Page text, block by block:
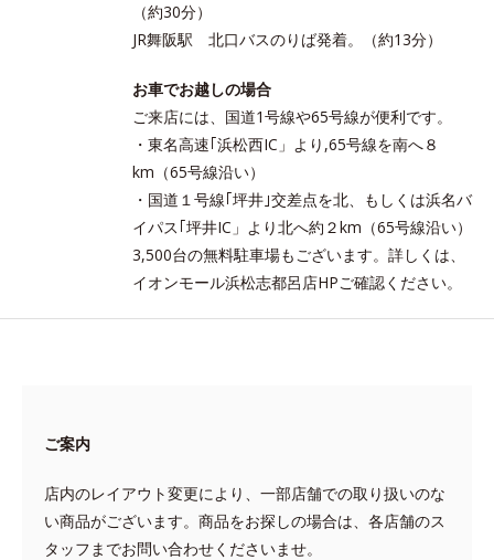
（約30分）
JR舞阪駅 北口バスのりば発着。（約13分）
お車でお越しの場合
ご来店には、国道1号線や65号線が便利です。
・東名高速｢浜松西IC」より,65号線を南へ８
km（65号線沿い）
・国道１号線｢坪井｣交差点を北、もしくは浜名バ
イパス｢坪井IC」より北へ約２km（65号線沿い）
3,500台の無料駐車場もございます。詳しくは、
イオンモール浜松志都呂店HPご確認ください。
ご案内
店内のレイアウト変更により、一部店舗での取り扱いのな
い商品がございます。商品をお探しの場合は、各店舗のス
タッフまでお問い合わせくださいませ。